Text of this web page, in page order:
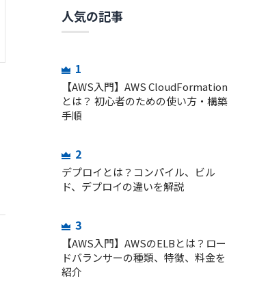
人気の記事
1
【AWS入門】AWS CloudFormation
とは？ 初心者のための使い方・構築
手順
2
デプロイとは？コンパイル、ビル
ド、デプロイの違いを解説
3
【AWS入門】AWSのELBとは？ロー
ドバランサーの種類、特徴、料金を
紹介